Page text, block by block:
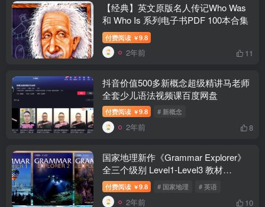
【经典】英文原版名人传记Who Was
和 Who Is 系列电子书PDF 100本合集
付费阅读 ￥9.8
2年前 11
抖音价值500多新概念超级精讲马老师
全套少儿语法视频课百度网盘
付费阅读 ￥9.8 # 新概念
2年前 8
国家地理新作《Grammar Explorer》
全三个级别 Level1-Level3 教材
PDF+音频+答案
付费阅读 ￥9.8 # 国家地理 # 英语
2年前 10